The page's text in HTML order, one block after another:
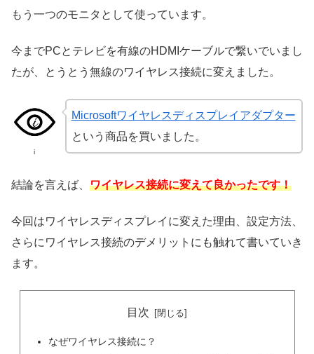
もう一つのモニタとして使っています。
今までPCとテレビを有線のHDMIケーブルで繋いでいまし
たが、とうとう無線のワイヤレス接続に変えました。
i
Microsoftワイヤレスディスプレイアダプター
という商品を買いました。
結論を言えば、 ワイヤレス接続に変えて良かったです！
今回はワイヤレスディスプレイに変えた理由、設定方法、
さらにワイヤレス接続のデメリットにも触れて書いていき
ます。
目次
なぜワイヤレス接続に？